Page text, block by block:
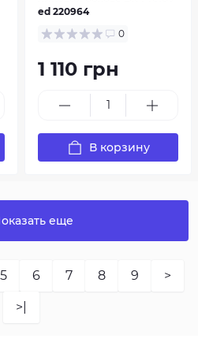
ed 220964
0
1 110 грн
В корзину
еще
5 6 7 8 9 >
>|